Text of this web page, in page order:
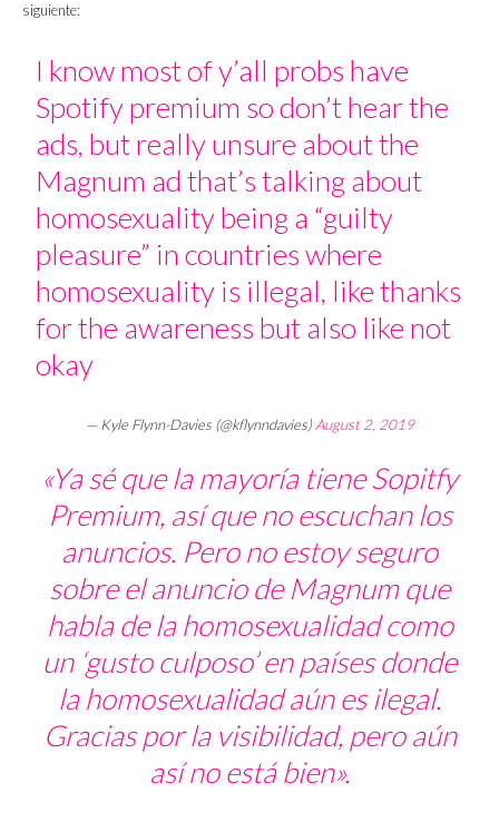
siguiente:
I know most of y’all probs have
Spotify premium so don’t hear the
ads, but really unsure about the
Magnum ad that’s talking about
homosexuality being a “guilty
pleasure” in countries where
homosexuality is illegal, like thanks
for the awareness but also like not
okay
— Kyle Flynn-Davies (@kflynndavies)August 2, 2019
«Ya sé que la mayoría tiene Sopitfy
Premium, así que no escuchan los
anuncios. Pero no estoy seguro
sobre el anuncio de Magnum que
habla de la homosexualidad como
un ‘gusto culposo’ en países donde
la homosexualidad aún es ilegal.
Gracias por la visibilidad, pero aún
así no está bien».